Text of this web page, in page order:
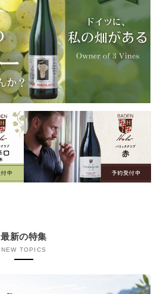
最新の特集
NEW TOPICS